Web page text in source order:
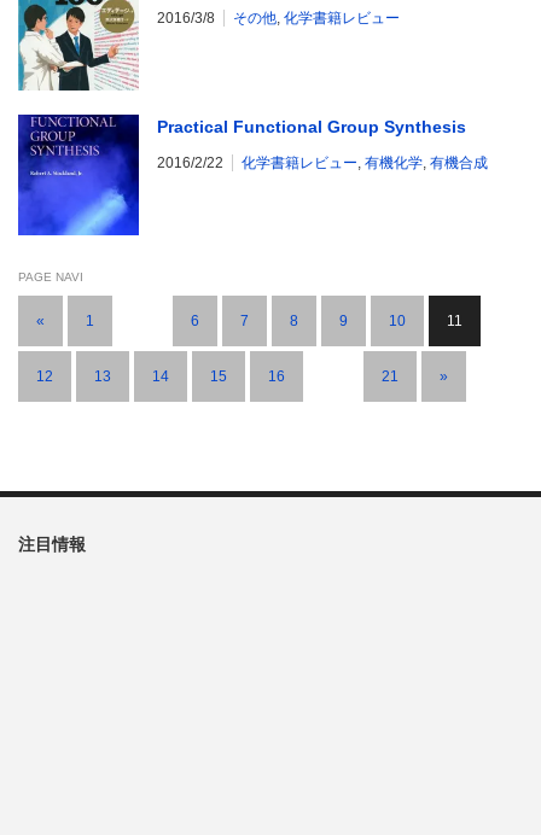
2016/3/8 その他 化学書籍レビュー
Practical Functional Group Synthesis
2016/2/22 化学書籍レビュー 有機化学 有機合成
PAGE NAVI
« 1 6 7 8 9 10 11
12 13 14 15 16 21 »
注目情報